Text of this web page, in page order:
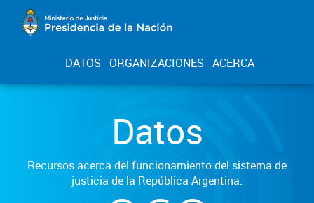
DATOS ORGANIZACIONES ACERCA
Datos
Recursos acerca del funcionamiento del sistema de
justicia de la República Argentina.